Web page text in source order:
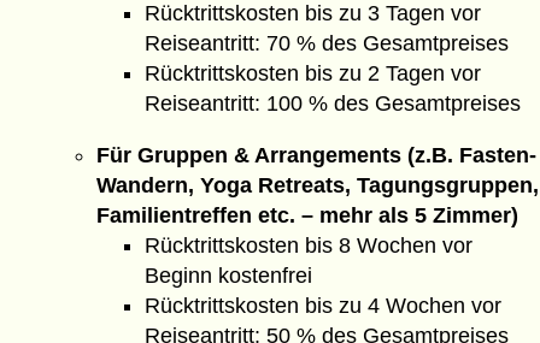
Rücktrittskosten bis zu 3 Tagen vor
Reiseantritt: 70 % des Gesamtpreises
Rücktrittskosten bis zu 2 Tagen vor
Reiseantritt: 100 % des Gesamtpreises
Für Gruppen & Arrangements (z.B. Fasten-
Wandern, Yoga Retreats, Tagungsgruppen,
Familientreffen etc. – mehr als 5 Zimmer)
Rücktrittskosten bis 8 Wochen vor
Beginn kostenfrei
Rücktrittskosten bis zu 4 Wochen vor
Reiseantritt: 50 % des Gesamtpreises